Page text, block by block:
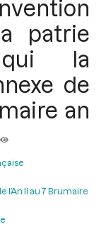
patrie
la
de
an
l’An II au 7 Brumaire